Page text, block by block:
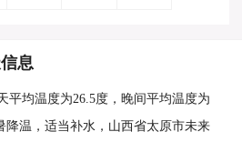
息
平均温度为26.5度，晚间平均温度为
降温，适当补水，山西省太原市未来